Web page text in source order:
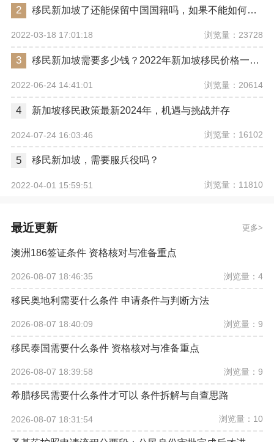
2 移民新加坡了还能保留中国国籍吗，如果不能如何重新改回中国国籍
2022-03-18 17:01:18 浏览量：23728
3 移民新加坡需要多少钱？2022年新加坡移民价格一览表
2022-06-24 14:41:01 浏览量：20614
4 新加坡移民政策最新2024年，机遇与挑战并存
2024-07-24 16:03:46 浏览量：16102
5 移民新加坡，需要服兵役吗？
2022-04-01 15:59:51 浏览量：11810
最近更新 更多
澳洲186签证条件 资格核对与准备重点
2026-08-07 18:46:35 浏览量：4
移民奥地利需要什么条件 申请条件与判断方法
2026-08-07 18:40:09 浏览量：9
移民泰国需要什么条件 资格核对与准备重点
2026-08-07 18:39:58 浏览量：9
希腊移民需要什么条件才可以 条件拆解与自查思路
2026-08-07 18:31:54 浏览量：10